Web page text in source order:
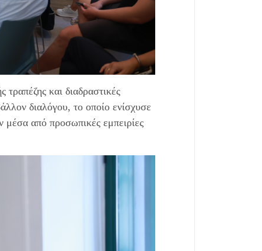
και διαδραστικές
διαλόγου, το οποίο ενίσχυσε
από προσωπικές εμπειρίες